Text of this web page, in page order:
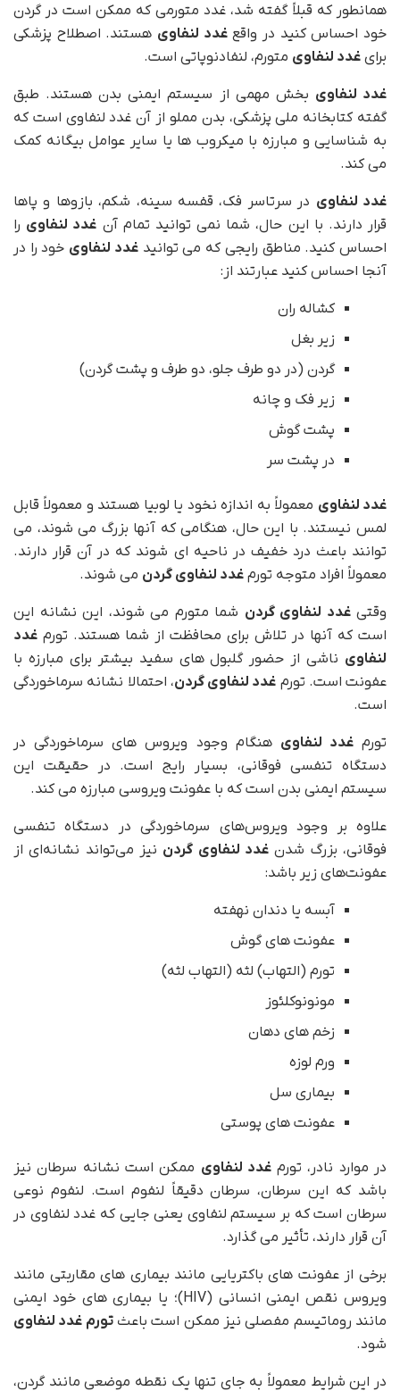
همانطور که قبلاً گفته شد، غدد متورمی که ممکن است در گردن
خود احساس کنید در واقعغدد لنفاوی هستند. اصطلاح پزشکی
برای غدد لنفاوی متورم، لنفادنوپاتی است.
غدد لنفاوی بخش مهمی از سیستم ایمنی بدن هستند. طبق
گفته کتابخانه ملی پزشکی، بدن مملو از آن غدد لنفاوی است که
به شناسایی و مبارزه با میکروب ها یا سایر عوامل بیگانه کمک
می کند.
غدد لنفاوی در سرتاسر فک، قفسه سینه، شکم، بازوها و پاها
قرار دارند. با این حال، شما نمی توانید تمام آن غدد لنفاوی را
احساس کنید. مناطق رایجی که می توانیدغدد لنفاوی خود را در
آنجا احساس کنید عبارتند از:
کشاله ران
زیر بغل
گردن (در دو طرف جلو، دو طرف و پشت گردن)
زیر فک و چانه
پشت گوش
در پشت سر
غدد لنفاوی معمولاً به اندازه نخود یا لوبیا هستند و معمولاً قابل
لمس نیستند. با این حال، هنگامی که آنها بزرگ می شوند، می
توانند باعث درد خفیف در ناحیه ای شوند که در آن قرار دارند.
معمولاً افراد متوجه تورم غدد لنفاوی گردن می شوند.
وقتیغدد لنفاوی گردن شما متورم می شوند، این نشانه این
است که آنها در تلاش برای محافظت از شما هستند. تورم غدد
لنفاوی ناشی از حضور گلبول های سفید بیشتر برای مبارزه با
عفونت است. تورم غدد لنفاوی گردن، احتمالا نشانه سرماخوردگی
است.
تورمغدد لنفاوی هنگام وجود ویروس های سرماخوردگی در
دستگاه تنفسی فوقانی، بسیار رایج است. در حقیقت این
سیستم ایمنی بدن است که با عفونت ویروسی مبارزه می کند.
علاوه بر وجود ویروس‌های سرماخوردگی در دستگاه تنفسی
فوقانی، بزرگ شدن غدد لنفاوی گردن نیز می‌تواند نشانه‌ای از
عفونت‌های زیر باشد:
آبسه یا دندان نهفته
عفونت های گوش
تورم (التهاب) لثه (التهاب لثه)
مونونوکلئوز
زخم های دهان
ورم لوزه
بیماری سل
عفونت های پوستی
در موارد نادر، تورمغدد لنفاوی ممکن است نشانه سرطان نیز
باشد که این سرطان، سرطان دقیقاً لنفوم است. لنفوم نوعی
سرطان است که بر سیستم لنفاوی یعنی جایی که غدد لنفاوی در
آن قرار دارند، تأثیر می گذارد.
برخی از عفونت های باکتریایی مانند بیماری های مقاربتی مانند
ویروس نقص ایمنی انسانی (HIV)؛ یا بیماری های خود ایمنی
مانند روماتیسم مفصلی نیز ممکن است باعثتورم غدد لنفاوی
شود.
در این شرایط معمولاً به جای تنها یک نقطه موضعی مانند گردن،